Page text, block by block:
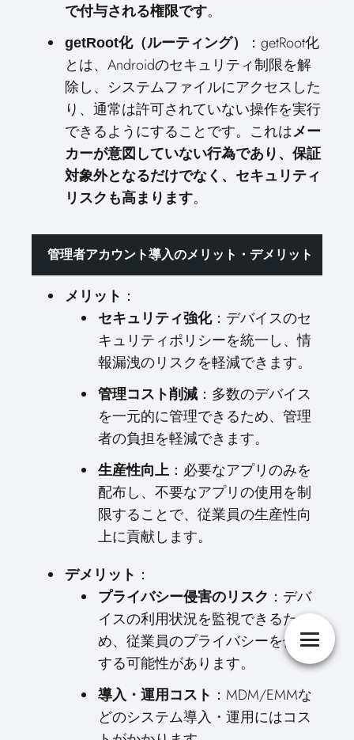
で付与される権限です。
getRoot化（ルーティング）
：getRoot化
とは、Androidのセキュリティ制限を解
除し、システムファイルにアクセスした
り、通常は許可されていない操作を実行
できるようにすることです。これはメー
カーが意図していない行為であり、保証
対象外となるだけでなく、セキュリティ
リスクも高まります。
管理者アカウント導入のメリット・デメリット
メリット ：
セキュリティ強化：デバイスのセ
キュリティポリシーを統一し、情
報漏洩のリスクを軽減できます。
管理コスト削減 ：多数のデバイス
を一元的に管理できるため、管理
者の負担を軽減できます。
生産性向上 ：必要なアプリのみを
配布し、不要なアプリの使用を制
限することで、従業員の生産性向
上に貢献します。
デメリット ：
プライバシー侵害のリスク ：デバ
イスの利用状況を監視できるた
め、従業員のプライバシーを侵害
する可能性があります。
導入・運用コスト ：MDM/EMMな
どのシステム導入・運用にはコス